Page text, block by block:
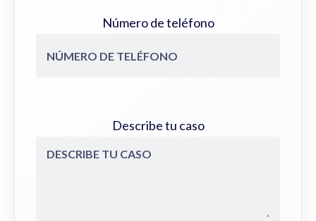
Número de teléfono
Describe tu caso